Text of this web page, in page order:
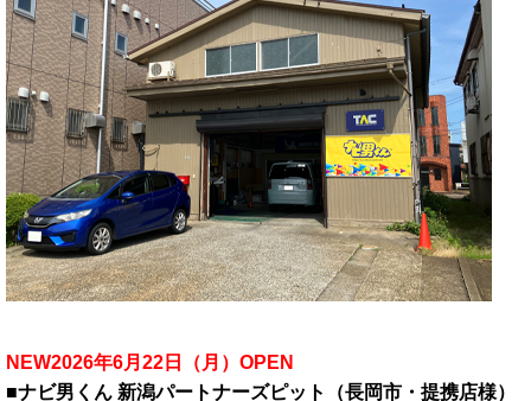
NEW2026年6月22日（月）OPEN
■ナビ男くん 新潟パートナーズピット（長岡市・提携店様）